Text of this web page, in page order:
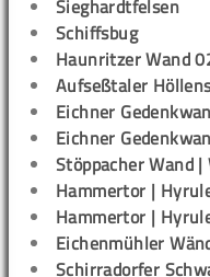
Sieghardtfelsen
Schiffsbug
Haunritzer Wand
Aufseßtaler
Eichner
Eichner
Stöppacher Wand
Hammertor |
Hammertor |
Eichenmühler
Schirradorfer